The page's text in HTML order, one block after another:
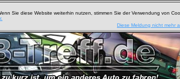
Sie diese Website weiterhin nutzen, stimmen Sie der Verwendung von
Diese Meldung nicht mehr